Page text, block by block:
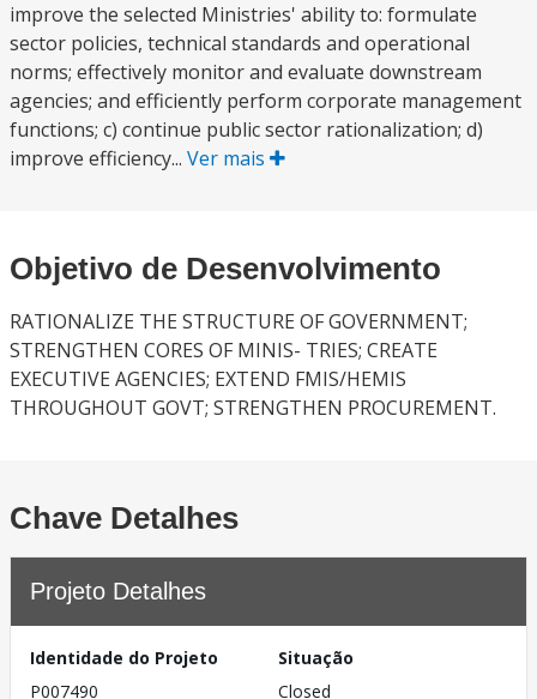
improve the selected Ministries' ability to: formulate
sector policies, technical standards and operational
norms; effectively monitor and evaluate downstream
agencies; and efficiently perform corporate management
functions; c) continue public sector rationalization; d)
improve efficiency... Ver mais
Objetivo de Desenvolvimento
RATIONALIZE THE STRUCTURE OF GOVERNMENT;
STRENGTHEN CORES OF MINIS- TRIES; CREATE
EXECUTIVE AGENCIES; EXTEND FMIS/HEMIS
THROUGHOUT GOVT; STRENGTHEN PROCUREMENT.
Chave Detalhes
Projeto Detalhes
Identidade do Projeto
P007490
Situação
Closed